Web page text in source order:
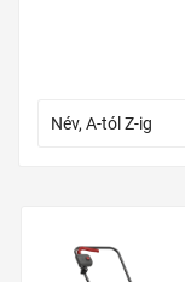
Név, A-tól Z-ig